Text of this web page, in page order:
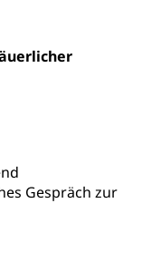
Gespräch zur
Mobbing
und